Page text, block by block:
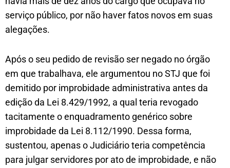
serviço público, por não haver fatos novos em suas
alegações.
Após o seu pedido de revisão ser negado no órgão
em que trabalhava, ele argumentou no STJ que foi
demitido por improbidade administrativa antes da
edição da Lei 8.429/1992, a qual teria revogado
tacitamente o enquadramento genérico sobre
improbidade da Lei 8.112/1990. Dessa forma,
sustentou, apenas o Judiciário teria competência
para julgar servidores por ato de improbidade, e não